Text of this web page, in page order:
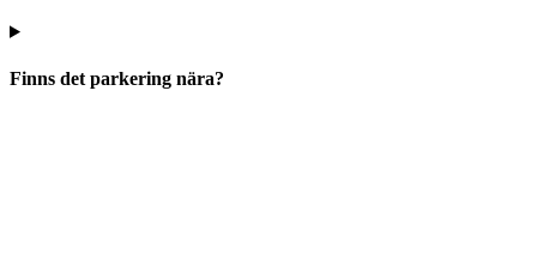
Finns det parkering nära?